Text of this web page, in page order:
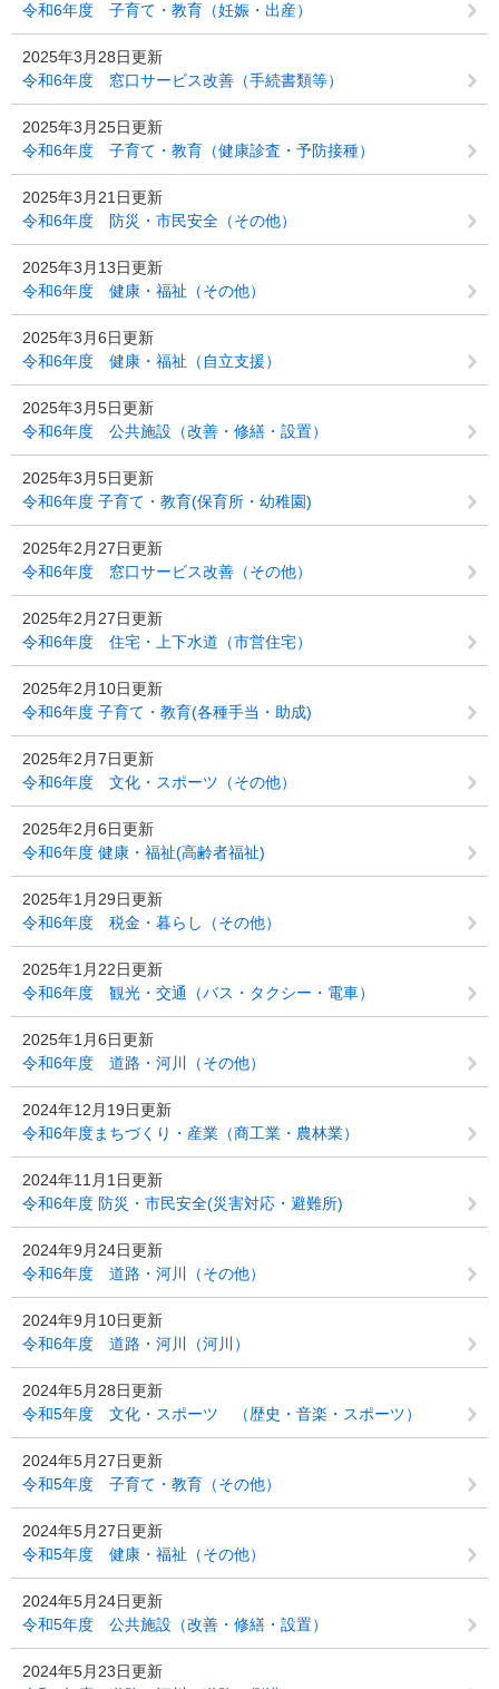
令和6年度 子育て・教育（妊娠・出産）
2025年3月28日更新
令和6年度 窓口サービス改善（手続書類等）
2025年3月25日更新
令和6年度 子育て・教育（健康診査・予防接種）
2025年3月21日更新
令和6年度 防災・市民安全（その他）
2025年3月13日更新
令和6年度 健康・福祉（その他）
2025年3月6日更新
令和6年度 健康・福祉（自立支援）
2025年3月5日更新
令和6年度 公共施設（改善・修繕・設置）
2025年3月5日更新
令和6年度 子育て・教育(保育所・幼稚園)
2025年2月27日更新
令和6年度 窓口サービス改善（その他）
2025年2月27日更新
令和6年度 住宅・上下水道（市営住宅）
2025年2月10日更新
令和6年度 子育て・教育(各種手当・助成)
2025年2月7日更新
令和6年度 文化・スポーツ（その他）
2025年2月6日更新
令和6年度 健康・福祉(高齢者福祉)
2025年1月29日更新
令和6年度 税金・暮らし（その他）
2025年1月22日更新
令和6年度 観光・交通（バス・タクシー・電車）
2025年1月6日更新
令和6年度 道路・河川（その他）
2024年12月19日更新
令和6年度まちづくり・産業（商工業・農林業）
2024年11月1日更新
令和6年度 防災・市民安全(災害対応・避難所)
2024年9月24日更新
令和6年度 道路・河川（その他）
2024年9月10日更新
令和6年度 道路・河川（河川）
2024年5月28日更新
令和5年度 文化・スポーツ （歴史・音楽・スポーツ）
2024年5月27日更新
令和5年度 子育て・教育（その他）
2024年5月27日更新
令和5年度 健康・福祉（その他）
2024年5月24日更新
令和5年度 公共施設（改善・修繕・設置）
2024年5月23日更新